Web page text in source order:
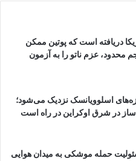
دریافته است که پوتین ممکن
محدود، عزم ناتو را به آزمون
اسلوویانسک نزدیک می‌شود؛
در شرق اوکراین در راه است
حمله موشکی به میدان هوایی